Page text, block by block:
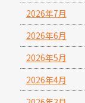
2026年7月
2026年6月
2026年5月
2026年4月